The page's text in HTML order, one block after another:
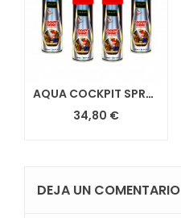
AQUA COCKPIT SPRAY MEZCLADO 500ML
34,80 €
DEJA UN COMENTARIO